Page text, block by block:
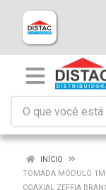
INÍCIO
TOMADA MÓDULO 1M
COAXIAL ZEFFIA